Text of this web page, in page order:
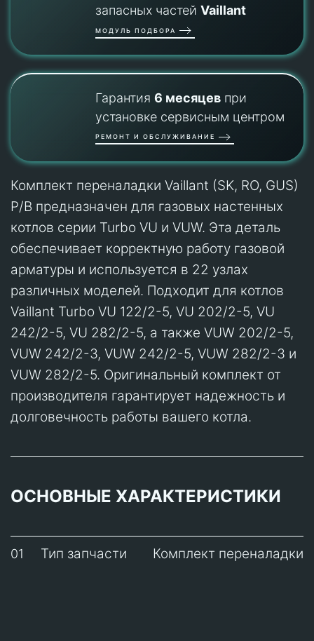
запасных частей Vaillant
МОДУЛЬ ПОДБОРА
Гарантия 6 месяцевпри
установке сервисным центром
РЕМОНТ И ОБСЛУЖИВАНИЕ
Комплект переналадки Vaillant (SK, RO, GUS)
P/B предназначен для газовых настенных
котлов серии Turbo VU и VUW. Эта деталь
обеспечивает корректную работу газовой
арматуры и используется в 22 узлах
различных моделей. Подходит для котлов
Vaillant Turbo VU 122/2-5, VU 202/2-5, VU
242/2-5, VU 282/2-5, а также VUW 202/2-5,
VUW 242/2-3, VUW 242/2-5, VUW 282/2-3 и
VUW 282/2-5. Оригинальный комплект от
производителя гарантирует надежность и
долговечность работы вашего котла.
ОСНОВНЫЕ ХАРАКТЕРИСТИКИ
01 Тип запчасти Комплект переналадки